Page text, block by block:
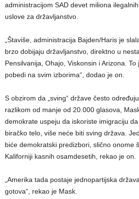
administracijom SAD devet miliona
uslove za državljanstvo.
„Štaviše, administracija Bajden/Haris je
brzo dobijaju državljanstvo, direktno u
Pensilvanija, Ohajo, Viskonsin i Arizona.
pobedi na svim izborima“, dodao je on.
S obzirom da „sving“ države često
razlikom od manje od 20.000 glasova,
demokrate uspeju da iskoriste imigraciju
biračko telo, više neće biti sving država.
biće demokratski predizbori, slično onome
Kaliforniji kasnih osamdesetih, rekao je on.
„Amerika tada postaje jednopartijska
gotova“, rekao je Mask.